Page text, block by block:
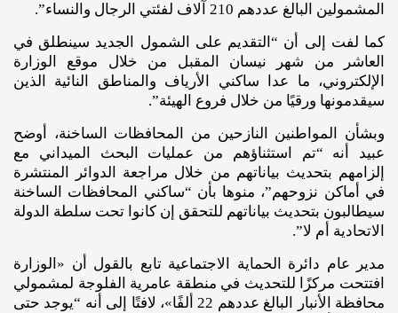
المشمولين البالغ عددهم 210 آلاف لفئتي الرجال والنساء”.
كما لفت إلى أن “التقديم على الشمول الجديد سينطلق في
العاشر من شهر نيسان المقبل من خلال موقع الوزارة
الإلكتروني، ما عدا ساكني الأرياف والمناطق النائية الذين
سيقدمونها ورقيًا من خلال فروع الهيئة”.
وبشأن المواطنين النازحين من المحافظات الساخنة، أوضح
عبيد أنه “تم استثناؤهم من عمليات البحث الميداني مع
إلزامهم بتحديث بياناتهم من خلال مراجعة الدوائر المنتشرة
في أماكن نزوحهم”، منوها بأن “ساكني المحافظات الساخنة
سيطالبون بتحديث بياناتهم للتحقق إن كانوا تحت سلطة الدولة
الاتحادية أم لا”.
مدير عام دائرة الحماية الاجتماعية تابع بالقول أن «الوزارة
افتتحت مركزًا للتحديث في منطقة عامرية الفلوجة لمشمولي
محافظة الأنبار البالغ عددهم 22 ألفًا»، لافتًا إلى أنه “يوجد حتى